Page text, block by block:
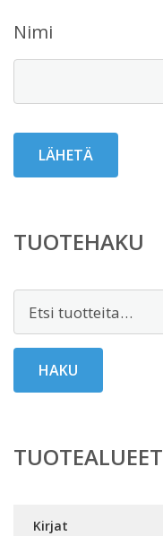
Nimi
TUOTEHAKU
HAKU
TUOTEALUEET
Kirjat